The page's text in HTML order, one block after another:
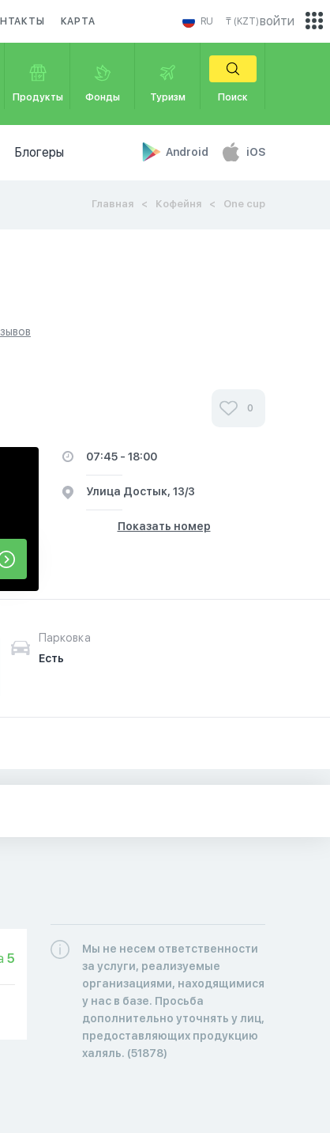
КАРТА RU ₸ (KZT)
Продукты Фонды Туризм Поиск
Блогеры Android iOS
войти
Главная Кофейня One cup
0
07:45 - 18:00
​Улица Достык, 13/3
Показать номер
Парковка
Есть
5
Мы не несем ответственности
за услуги, реализуемые
организациями, находящимися
у нас в базе. Просьба
дополнительно уточнять у лиц,
предоставляющих продукцию
халяль. (51878)